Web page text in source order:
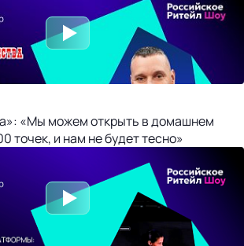
«Мы можем открыть в домашнем
точек, и нам не будет тесно»